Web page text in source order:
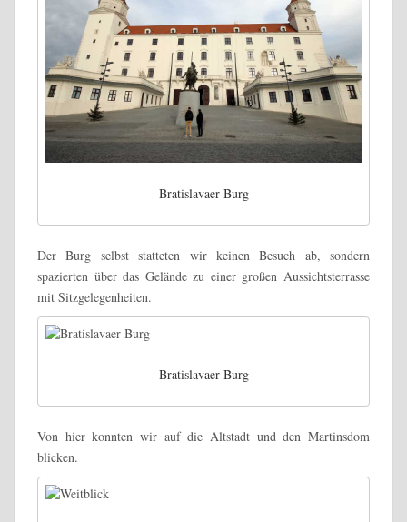
Bratislavaer Burg
Der Burg selbst statteten wir keinen Besuch ab, sondern
spazierten über das Gelände zu einer großen Aussichtsterrasse
mit Sitzgelegenheiten.
Bratislavaer Burg
Von hier konnten wir auf die Altstadt und den Martinsdom
blicken.